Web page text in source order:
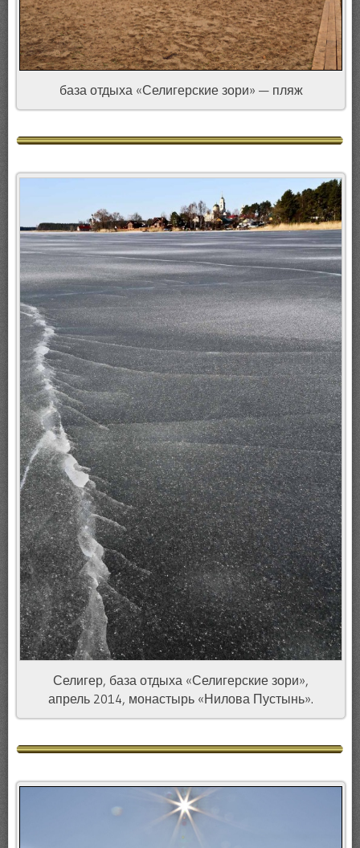
база отдыха «Селигерские зори» — пляж
Селигер, база отдыха «Селигерские зори»,
апрель 2014, монастырь «Нилова Пустынь».